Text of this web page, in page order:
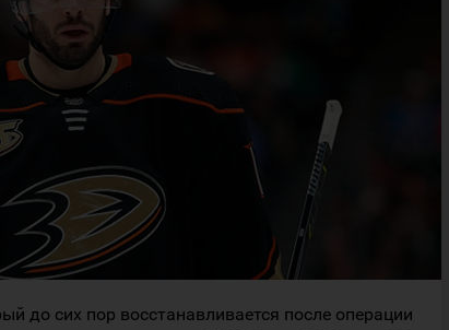
до сих пор восстанавливается после операции